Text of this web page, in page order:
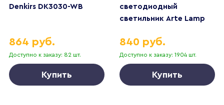
Denkirs DK3030-WB
Доступно к заказу: 82 шт.
864 руб.
Купить
светодиодный
светильник Arte Lamp
Доступно к заказу: 1904 шт.
840 руб.
Купить